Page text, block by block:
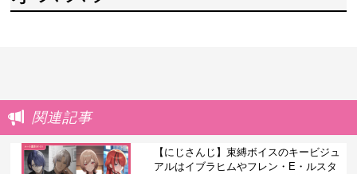
関連記事
【にじさんじ】束縛ボイスのキービジュ
アルはイブラヒムやフレン・E・ルスタ